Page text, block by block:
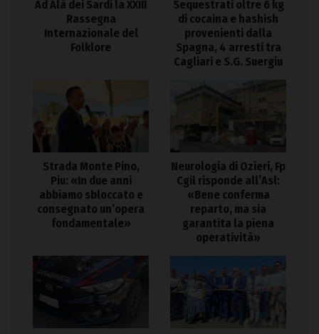
Ad Alà dei Sardi la XXIII
Rassegna
Internazionale del
Folklore
Sequestrati oltre 6 kg
di cocaina e hashish
provenienti dalla
Spagna, 4 arresti tra
Cagliari e S.G. Suergiu
Strada Monte Pino,
Piu: «In due anni
abbiamo sbloccato e
consegnato un’opera
fondamentale»
Neurologia di Ozieri, Fp
Cgil risponde all’Asl:
«Bene conferma
reparto, ma sia
garantita la piena
operatività»